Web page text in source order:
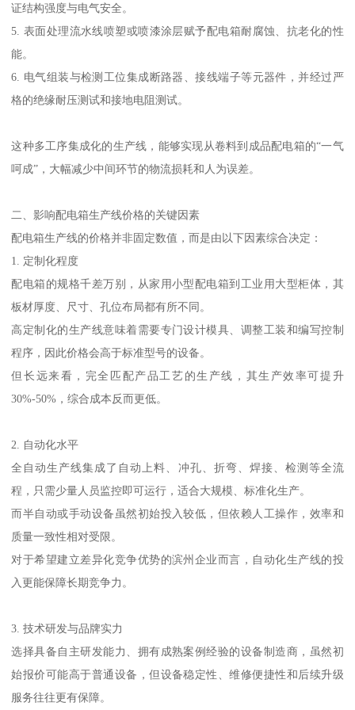
证结构强度与电气安全。
5. 表面处理流水线喷塑或喷漆涂层赋予配电箱耐腐蚀、抗老化的性
能。
6. 电气组装与检测工位集成断路器、接线端子等元器件，并经过严
格的绝缘耐压测试和接地电阻测试。
这种多工序集成化的生产线，能够实现从卷料到成品配电箱的“一气
呵成”，大幅减少中间环节的物流损耗和人为误差。
二、影响配电箱生产线价格的关键因素
配电箱生产线的价格并非固定数值，而是由以下因素综合决定：
1. 定制化程度
配电箱的规格千差万别，从家用小型配电箱到工业用大型柜体，其
板材厚度、尺寸、孔位布局都有所不同。
高定制化的生产线意味着需要专门设计模具、调整工装和编写控制
程序，因此价格会高于标准型号的设备。
但长远来看，完全匹配产品工艺的生产线，其生产效率可提升
30%-50%，综合成本反而更低。
2. 自动化水平
全自动生产线集成了自动上料、冲孔、折弯、焊接、检测等全流
程，只需少量人员监控即可运行，适合大规模、标准化生产。
而半自动或手动设备虽然初始投入较低，但依赖人工操作，效率和
质量一致性相对受限。
对于希望建立差异化竞争优势的滨州企业而言，自动化生产线的投
入更能保障长期竞争力。
3. 技术研发与品牌实力
选择具备自主研发能力、拥有成熟案例经验的设备制造商，虽然初
始报价可能高于普通设备，但设备稳定性、维修便捷性和后续升级
服务往往更有保障。